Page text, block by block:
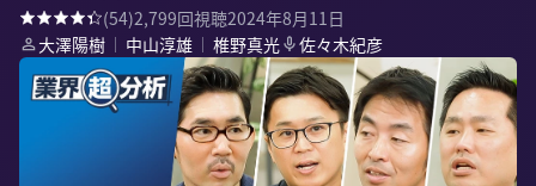
(54)2,799回視聴2024年8月11日
大澤陽樹 ｜ 中山淳雄 ｜ 椎野真光 佐々木紀彦